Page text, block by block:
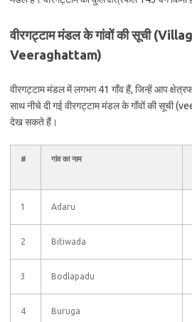
वीरगट्टाम मंडल के गांवों की सूची
Veeraghattam)
वीरगट्टाम मंडल में लगभग 41 गाँव हैं, जिन्हें आप
साथ नीचे दी गई वीरगट्टाम मंडल के गाँवों की सूची
देख सकते हैं।
# गांव का नाम
1 Adaru
2 Bitiwada
3 Bodlapadu
4 Buruga